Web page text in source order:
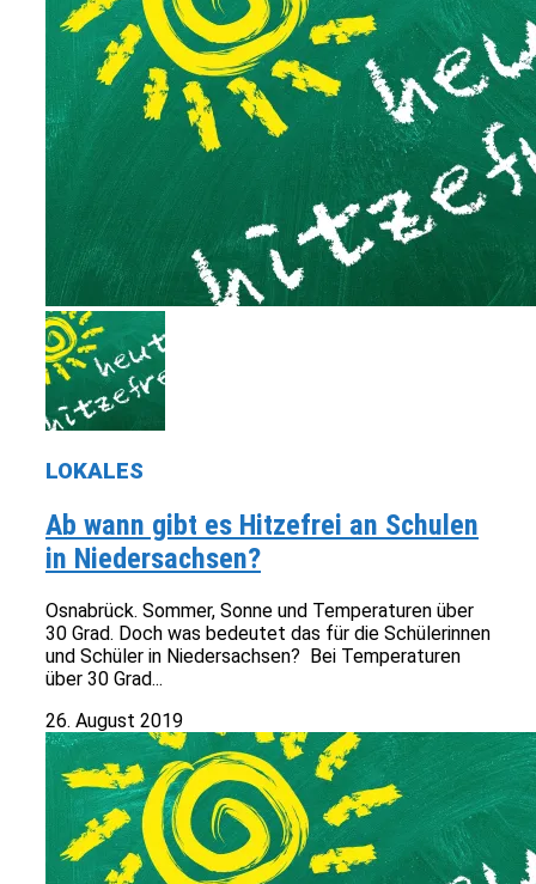
LOKALES
Ab wann gibt es Hitzefrei an Schulen
in Niedersachsen?
Osnabrück. Sommer, Sonne und Temperaturen über
30 Grad. Doch was bedeutet das für die Schülerinnen
und Schüler in Niedersachsen? Bei Temperaturen
über 30 Grad...
26. August 2019